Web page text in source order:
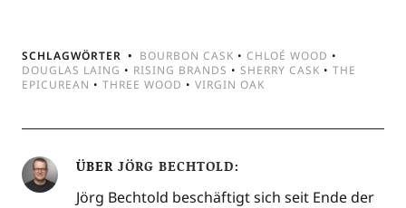
SCHLAGWÖRTER BOURBON CASK • CHLOÉ WOOD •
DOUGLAS LAING • RISING BRANDS • SHERRY CASK • THE
EPICUREAN • THREE WOOD • VIRGIN OAK
ÜBER JÖRG BECHTOLD
Jörg Bechtold beschäftigt sich seit Ende der